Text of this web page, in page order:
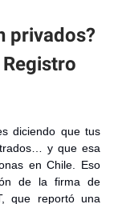
privados?
diciendo que tus
y que esa
en Chile. Eso
de la firma de
que reportó una